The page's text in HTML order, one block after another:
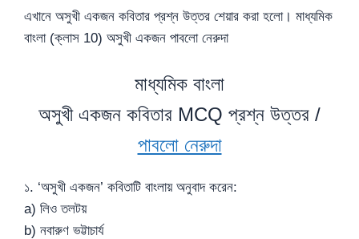
এখানে অসুখী একজন কবিতার প্রশ্ন উত্তর শেয়ার করা হলো। মাধ্যমিক
বাংলা (ক্লাস 10) অসুখী একজন পাবলো নেরুদা
মাধ্যমিক বাংলা
অসুখী একজন কবিতার MCQ প্রশ্ন উত্তর /
পাবলো নেরুদা
১. ‘অসুখী একজন’ কবিতাটি বাংলায় অনুবাদ করেন:
a) লিও তলটয়
b) নবারুণ ভট্টাচার্য